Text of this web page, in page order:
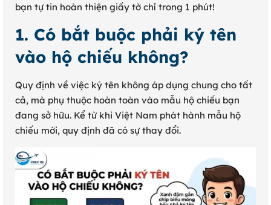
bạn tự tin hoàn thiện giấy tờ chỉ trong 1 phút!
1. Có bắt buộc phải ký tên
vào hộ chiếu không?
Quy định về việc ký tên không áp dụng chung cho tất
cả, mà phụ thuộc hoàn toàn vào mẫu hộ chiếu bạn
đang sở hữu. Kể từ khi Việt Nam phát hành mẫu hộ
chiếu mới, quy định đã có sự thay đổi.